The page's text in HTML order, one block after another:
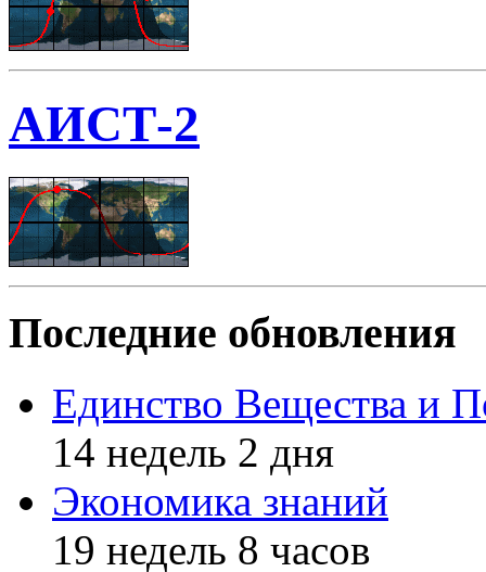
АИСТ-2
Последние обновления
Единство Вещества и
14 недель 2 дня
Экономика знаний
19 недель 8 часов